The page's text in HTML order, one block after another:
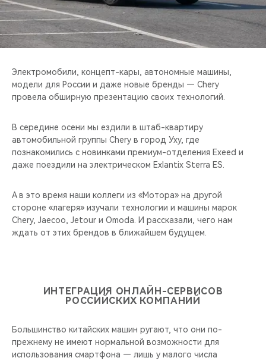
CHERY И СПОРТ
ВИДЕООБЗОРЫ
CHERY ДЛЯ ДЕТЕЙ
Электромобили, концепт-кары, автономные машины,
модели для России и даже новые бренды — Chery
провела обширную презентацию своих технологий.
В середине осени мы ездили в штаб-квартиру
автомобильной группы Chery в город Уху, где
познакомились с новинками премиум-отделения Exeed и
даже поездили на электрическом Exlantix Sterra ES.
А в это время наши коллеги из «Мотора» на другой
стороне «лагеря» изучали технологии и машины марок
Chery, Jaecoo, Jetour и Omoda. И рассказали, чего нам
ждать от этих брендов в ближайшем будущем.
ИНТЕГРАЦИЯ ОНЛАЙН-СЕРВИСОВ
РОССИЙСКИХ КОМПАНИЙ
Большинство китайских машин ругают, что они по-
прежнему не имеют нормальной возможности для
использования смартфона — лишь у малого числа